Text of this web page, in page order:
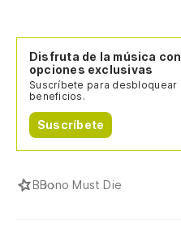
Disfruta de la música con
opciones exclusivas
Suscríbete para desbloquear
beneficios.
Suscríbete
BBono Must Die